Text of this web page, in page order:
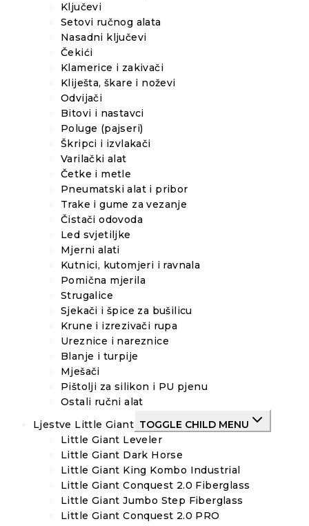
Ključevi
Setovi ručnog alata
Nasadni ključevi
Čekići
Klamerice i zakivači
Kliješta, škare i noževi
Odvijači
Bitovi i nastavci
Poluge (pajseri)
Škripci i izvlakači
Varilački alat
Četke i metle
Pneumatski alat i pribor
Trake i gume za vezanje
Čistači odovoda
Led svjetiljke
Mjerni alati
Kutnici, kutomjeri i ravnala
Pomična mjerila
Strugalice
Sjekači i špice za bušilicu
Krune i izrezivači rupa
Ureznice i nareznice
Blanje i turpije
Mješači
Pištolji za silikon i PU pjenu
Ostali ručni alat
Ljestve Little Giant TOGGLE CHILD MENU
Little Giant Leveler
Little Giant Dark Horse
Little Giant King Kombo Industrial
Little Giant Conquest 2.0 Fiberglass
Little Giant Jumbo Step Fiberglass
Little Giant Conquest 2.0 PRO